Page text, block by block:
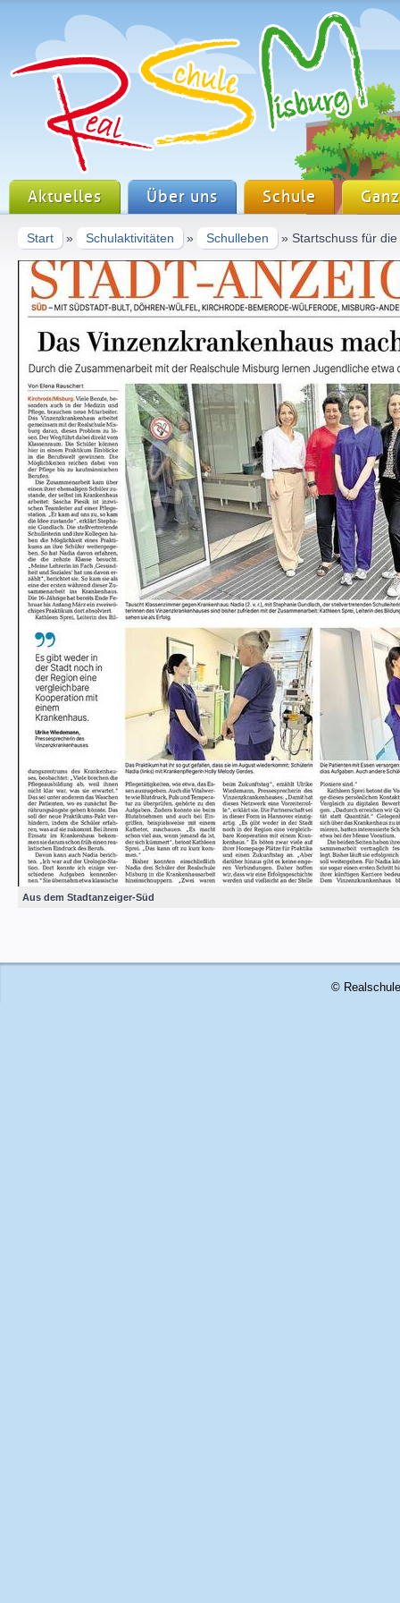
Aktuelles Über uns Schule
Start » Schulaktivitäten » Schulleben » Startschuss für
Aus dem Stadtanzeiger-Süd
©